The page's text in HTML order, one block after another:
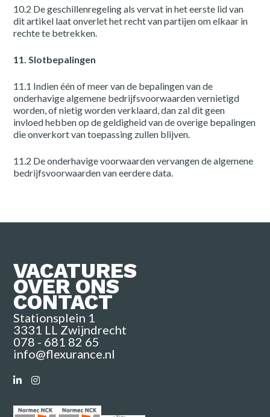
10.2 De geschillenregeling als vervat in het eerste lid van
dit artikel laat onverlet het recht van partijen om elkaar in
rechte te betrekken.
11. Slotbepalingen
11.1 Indien één of meer van de bepalingen van de
onderhavige algemene bedrijfsvoorwaarden vernietigd
worden, of nietig worden verklaard, dan zal dit geen
invloed hebben op de geldigheid van de overige bepalingen
die onverkort van toepassing zullen blijven.
11.2 De onderhavige voorwaarden vervangen de algemene
bedrijfsvoorwaarden van eerdere data.
VACATURES
OVER ONS
CONTACT
Stationsplein 1
3331 LL Zwijndrecht
078 - 681 82 65
info@flexurance.nl